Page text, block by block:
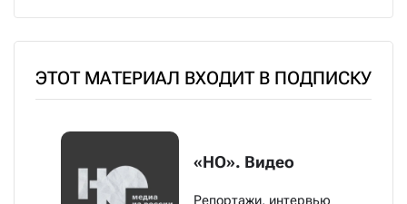
ЭТОТ МАТЕРИАЛ ВХОДИТ В ПОДПИСКУ
«НО». Видео
Репортажи, интервью